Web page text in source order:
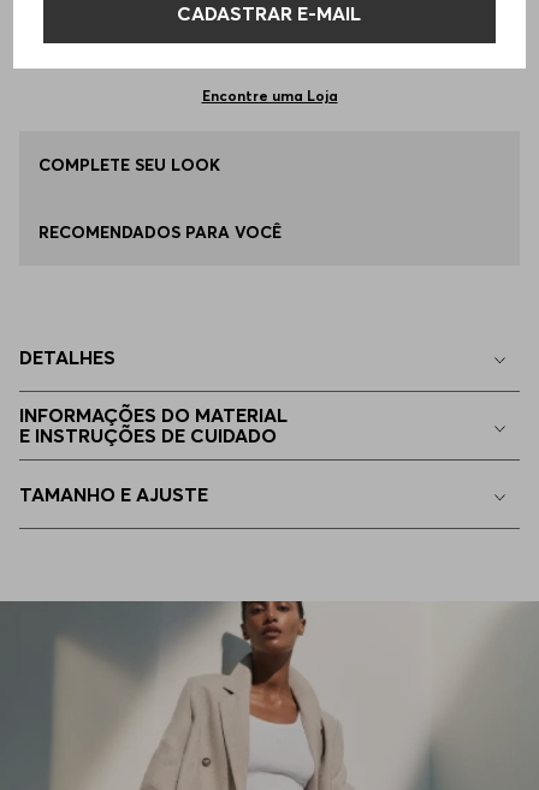
CADASTRAR E-MAIL
Qual o seu Tamanho? Tabela de Tamanhos
36
38
42 Indisponível
44 Indisponível
46 Indisponível
Encontre uma Loja
COMPLETE SEU LOOK
RECOMENDADOS PARA VOCÊ
DETALHES
INFORMAÇÕES DO MATERIAL
E INSTRUÇÕES DE CUIDADO
TAMANHO E AJUSTE